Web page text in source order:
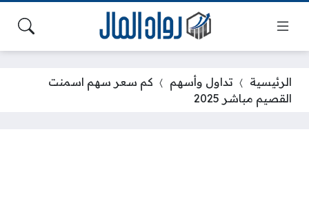
الرئيسية تداول وأسهم
كم سعر سهم اسمنت
القصيم مباشر 2025